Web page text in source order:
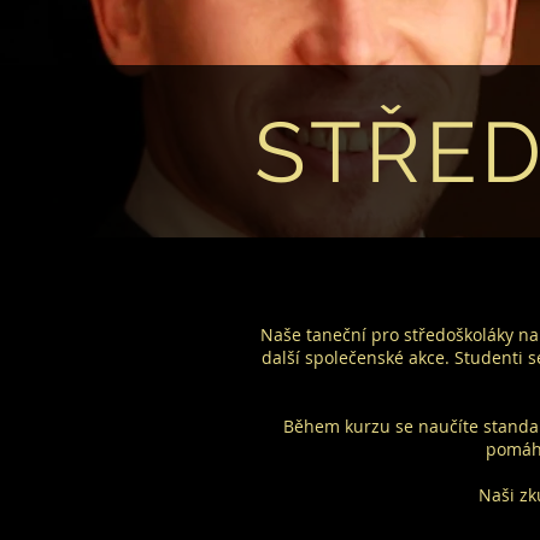
Naše taneční pro středoškoláky
další společenské akce. Studenti
Během kurzu se naučíte
Naši